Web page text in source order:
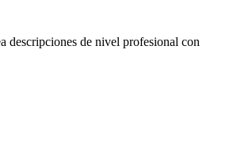
descripciones de nivel profesional con